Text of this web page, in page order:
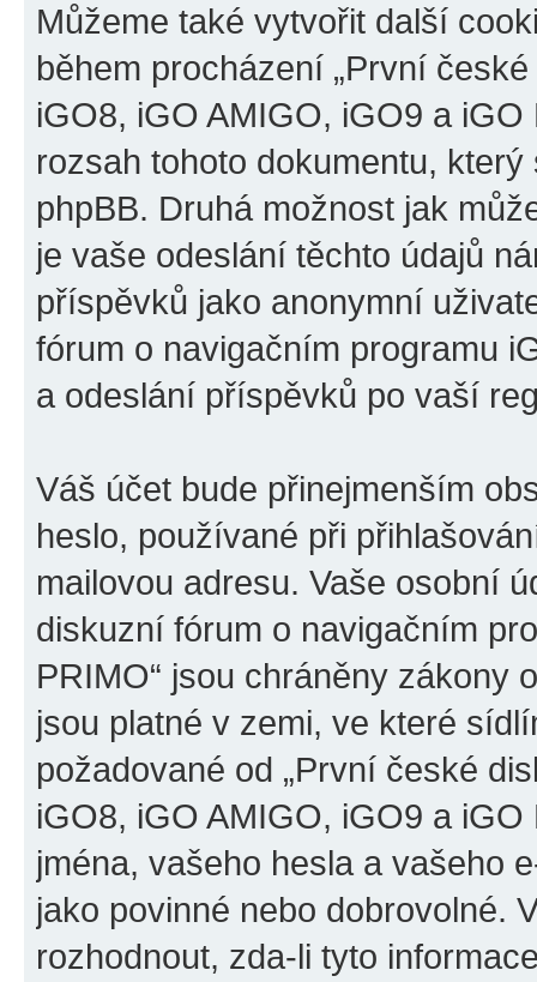
Můžeme také vytvořit další
během procházení „První
iGO8, iGO AMIGO, iGO9 a
rozsah tohoto dokumentu,
phpBB. Druhá možnost jak
je vaše odeslání těchto údajů
příspěvků jako anonymní
fórum o navigačním programu
a odeslání příspěvků po vaší
Váš účet bude přinejmenším
heslo, používané při
mailovou adresu. Vaše osobní
diskuzní fórum o navigačním
PRIMO“ jsou chráněny zákony
jsou platné v zemi, ve které
požadované od „První české
iGO8, iGO AMIGO, iGO9 a
jména, vašeho hesla a vašeho
jako povinné nebo dobrovolné.
rozhodnout, zda-li tyto